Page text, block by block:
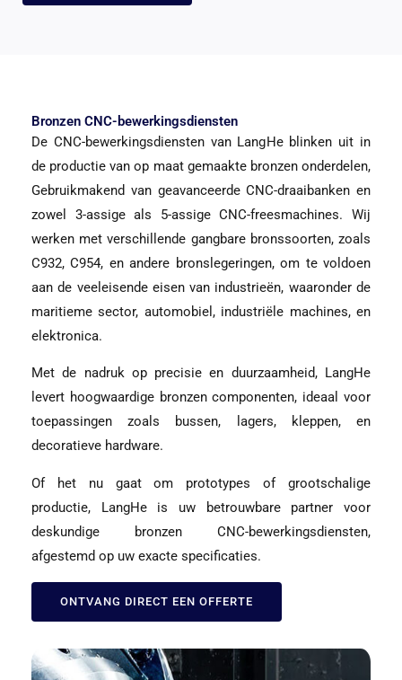
Bronzen CNC-bewerkingsdiensten
De CNC-bewerkingsdiensten van LangHe blinken uit in
de productie van op maat gemaakte bronzen onderdelen,
Gebruikmakend van geavanceerde CNC-draaibanken en
zowel 3-assige als 5-assige CNC-freesmachines. Wij
werken met verschillende gangbare bronssoorten, zoals
C932, C954, en andere bronslegeringen, om te voldoen
aan de veeleisende eisen van industrieën, waaronder de
maritieme sector, automobiel, industriële machines, en
elektronica.
Met de nadruk op precisie en duurzaamheid, LangHe
levert hoogwaardige bronzen componenten, ideaal voor
toepassingen zoals bussen, lagers, kleppen, en
decoratieve hardware.
Of het nu gaat om prototypes of grootschalige
productie, LangHe is uw betrouwbare partner voor
deskundige bronzen CNC-bewerkingsdiensten,
afgestemd op uw exacte specificaties.
ONTVANG DIRECT EEN OFFERTE